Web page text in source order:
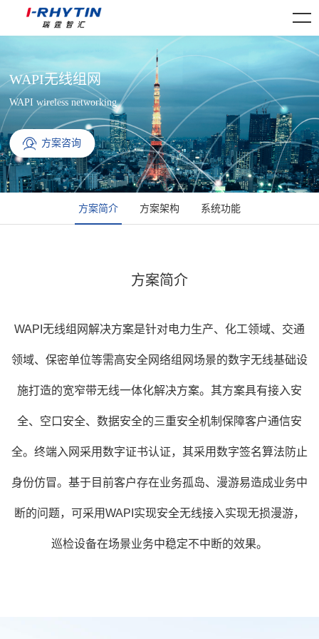
WAPI无线组网
WAPI wireless networking
方案咨询
方案简介 方案架构 系统功能
方案简介
WAPI 无线组网解决方案是针对电力生产、化工领域、交通
领域、保密单位等需高安全网络组网场景的数字无线基础设
施打造的宽窄带无线一体化解决方案。其方案具有接入安
全、空口安全、数据安全的三重安全机制保障客户通信安
全。终端入网采用数字证书认证，其采用数字签名算法防止
身份仿冒。基于目前客户存在业务孤岛、漫游易造成业务中
断的问题，可采用WAPI实现安全无线接入实现无损漫游，
巡检设备在场景业务中稳定不中断的效果。